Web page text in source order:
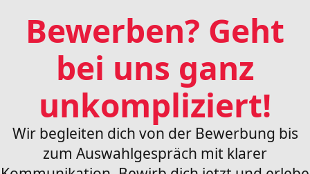
Bewerben? Geht
bei uns ganz
unkompliziert!
Wir begleiten dich von der Bewerbung bis
zum Auswahlgespräch mit klarer